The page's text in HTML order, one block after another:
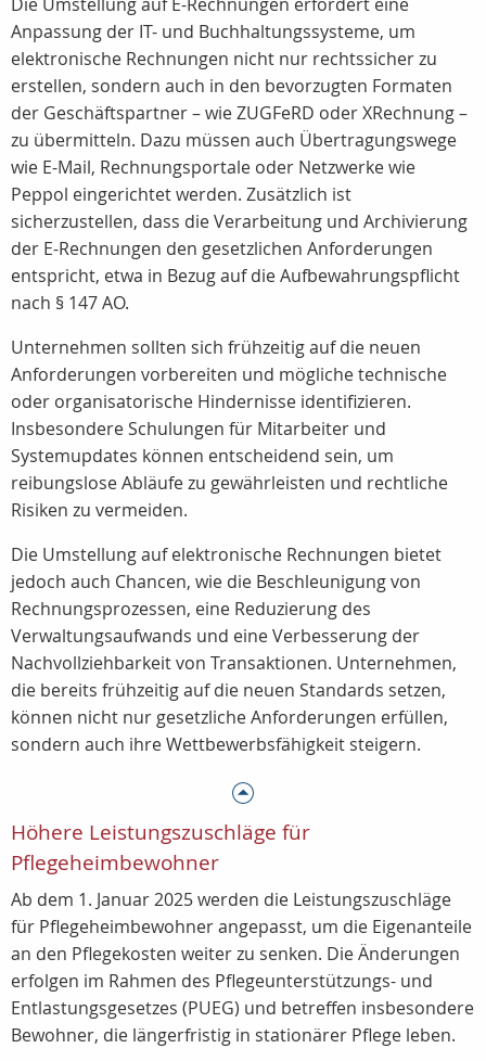
Anpassung der IT- und Buchhaltungssysteme, um
elektronische Rechnungen nicht nur rechtssicher zu
erstellen, sondern auch in den bevorzugten Formaten
der Geschäftspartner – wie ZUGFeRD oder XRechnung –
zu übermitteln. Dazu müssen auch Übertragungswege
wie E-Mail, Rechnungsportale oder Netzwerke wie
Peppol eingerichtet werden. Zusätzlich ist
sicherzustellen, dass die Verarbeitung und Archivierung
der E-Rechnungen den gesetzlichen Anforderungen
entspricht, etwa in Bezug auf die Aufbewahrungspflicht
nach § 147 AO.
Unternehmen sollten sich frühzeitig auf die neuen
Anforderungen vorbereiten und mögliche technische
oder organisatorische Hindernisse identifizieren.
Insbesondere Schulungen für Mitarbeiter und
Systemupdates können entscheidend sein, um
reibungslose Abläufe zu gewährleisten und rechtliche
Risiken zu vermeiden.
Die Umstellung auf elektronische Rechnungen bietet
jedoch auch Chancen, wie die Beschleunigung von
Rechnungsprozessen, eine Reduzierung des
Verwaltungsaufwands und eine Verbesserung der
Nachvollziehbarkeit von Transaktionen. Unternehmen,
die bereits frühzeitig auf die neuen Standards setzen,
können nicht nur gesetzliche Anforderungen erfüllen,
sondern auch ihre Wettbewerbsfähigkeit steigern.
Höhere Leistungszuschläge für
Pflegeheimbewohner
Ab dem 1. Januar 2025 werden die Leistungszuschläge
für Pflegeheimbewohner angepasst, um die Eigenanteile
an den Pflegekosten weiter zu senken. Die Änderungen
erfolgen im Rahmen des Pflegeunterstützungs- und
Entlastungsgesetzes (PUEG) und betreffen insbesondere
Bewohner, die längerfristig in stationärer Pflege leben.